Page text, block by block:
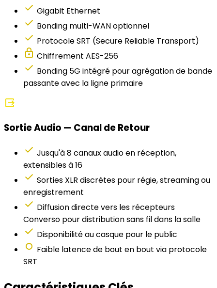
check Gigabit Ethernet
check Bonding multi-WAN optionnel
check Protocole SRT (Secure Reliable Transport)
lock Chiffrement AES-256
check Bonding 5G intégré pour agrégation de bande
passante avec la ligne primaire
output
Sortie Audio — Canal de Retour
check Jusqu'à 8 canaux audio en réception,
extensibles à 16
check Sorties XLR discrètes pour régie, streaming ou
enregistrement
check Diffusion directe vers les récepteurs
Converso pour distribution sans fil dans la salle
check Disponibilité au casque pour le public
fiber_manual_record Faible latence de bout en bout via protocole
SRT